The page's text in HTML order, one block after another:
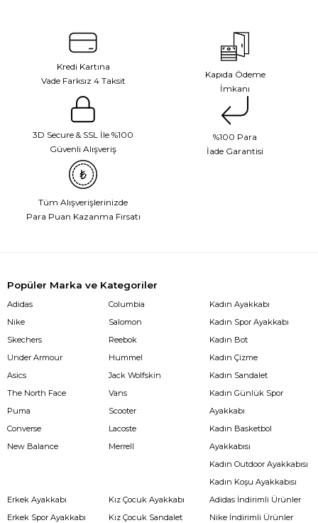
Kredi Kartına
Vade Farksız 4 Taksit
Kapıda Ödeme
İmkanı
3D Secure & SSL İle %100
Güvenli Alışveriş
%100 Para
İade Garantisi
Tüm Alışverişlerinizde
Para Puan Kazanma Fırsatı
Popüler Marka ve Kategoriler
Adidas
Nike
Skechers
Under Armour
Asics
The North Face
Puma
Converse
New Balance
Columbia
Salomon
Reebok
Hummel
Jack Wolfskin
Vans
Scooter
Lacoste
Merrell
Kadın Ayakkabı
Kadın Spor Ayakkabı
Kadın Bot
Kadın Çizme
Kadın Sandalet
Kadın Günlük Spor
Ayakkabı
Kadın Basketbol
Ayakkabısı
Kadın Outdoor Ayakkabısı
Kadın Koşu Ayakkabısı
Erkek Ayakkabı
Erkek Spor Ayakkabı
Kız Çocuk Ayakkabı
Kız Çocuk Sandalet
Adidas İndirimli Ürünler
Nike İndirimli Ürünler